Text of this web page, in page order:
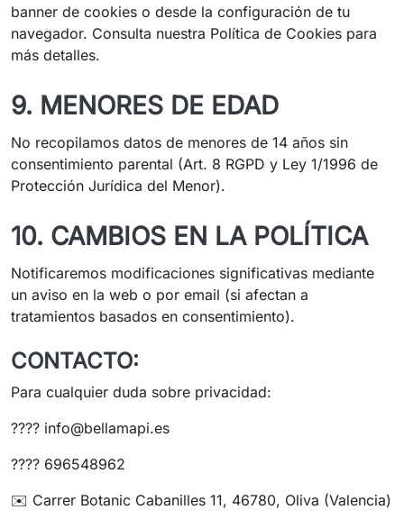
banner de cookies o desde la configuración de tu
navegador. Consulta nuestra Política de Cookies para
más detalles.
9. MENORES DE EDAD
No recopilamos datos de menores de 14 años sin
consentimiento parental (Art. 8 RGPD y Ley 1/1996 de
Protección Jurídica del Menor).
10. CAMBIOS EN LA POLÍTICA
Notificaremos modificaciones significativas mediante
un aviso en la web o por email (si afectan a
tratamientos basados en consentimiento).
CONTACTO:
Para cualquier duda sobre privacidad:
???? info@bellamapi.es
???? 696548962
✉️ Carrer Botanic Cabanilles 11, 46780, Oliva (Valencia)